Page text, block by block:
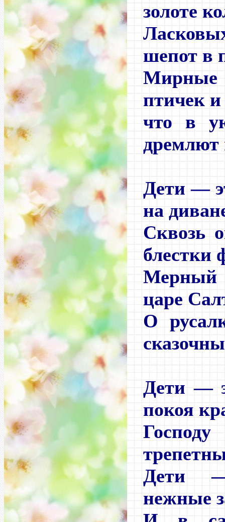
золоте
шепот в
птичек и
что в
дремлют
Дети —
на
Сквозь
блестки
Мерный
царе
О
Дети —
покоя
Дети
нежные